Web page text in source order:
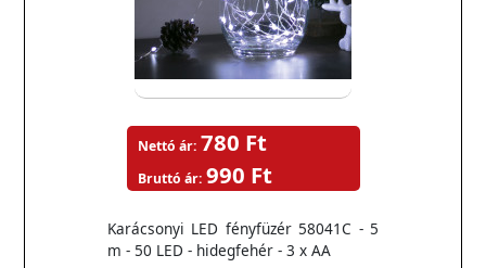
Karácsonyi LED fényfüzér 58041C - 5
m - 50 LED - hidegfehér - 3 x AA
Nettó ár: 780 Ft
Bruttó ár: 990 Ft